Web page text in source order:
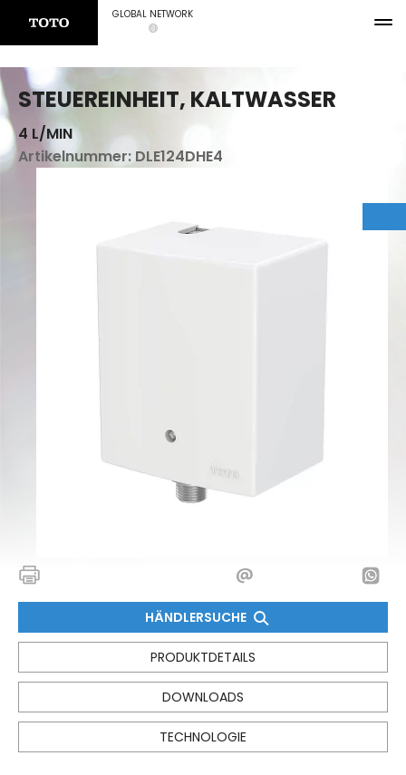
GLOBAL NETWORK
STEUEREINHEIT, KALTWASSER
4 L/MIN
Artikelnummer: DLE124DHE4
HÄNDLERSUCHE
PRODUKTDETAILS
DOWNLOADS
TECHNOLOGIE